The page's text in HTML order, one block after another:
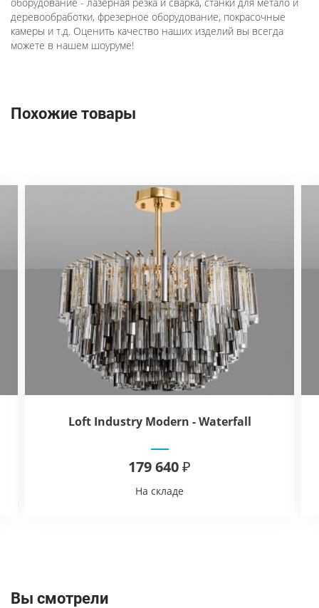
деревообработки, фрезерное оборудование, покрасочные
камеры и т.д. Оценить качество наших изделий вы всегда
можете в нашем шоуруме!
Похожие товары
Loft Industry Modern - Waterfall
179 640 ₽
На складе
Вы смотрели